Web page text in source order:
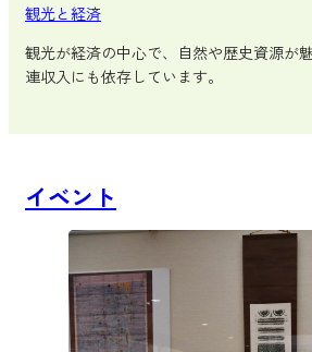
観光と経済
観光が経済の中心で、自然や歴史資源が
連収入にも依存しています。
イベント